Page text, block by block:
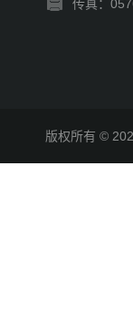
传真：
版权所有 ©